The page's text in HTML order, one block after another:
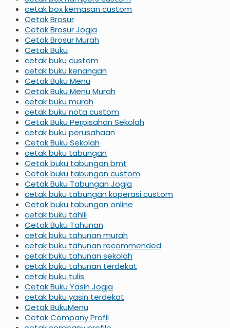
cetak box kemasan custom
Cetak Brosur
Cetak Brosur Jogja
Cetak Brosur Murah
Cetak Buku
cetak buku custom
cetak buku kenangan
Cetak Buku Menu
Cetak Buku Menu Murah
cetak buku murah
cetak buku nota custom
Cetak Buku Perpisahan Sekolah
cetak buku perusahaan
Cetak Buku Sekolah
cetak buku tabungan
Cetak buku tabungan bmt
Cetak buku tabungan custom
Cetak Buku Tabungan Jogja
cetak buku tabungan koperasi custom
Cetak buku tabungan online
cetak buku tahlil
Cetak Buku Tahunan
cetak buku tahunan murah
cetak buku tahunan recommended
cetak buku tahunan sekolah
cetak buku tahunan terdekat
cetak buku tulis
Cetak Buku Yasin Jogja
cetak buku yasin terdekat
Cetak BukuMenu
Cetak Company Profil